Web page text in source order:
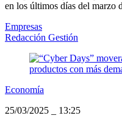
en los últimos días del marzo
Empresas
Redacción Gestión
Economía
25/03/2025
13:25